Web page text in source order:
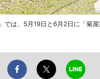
では、5月19日と6月2日に「菊